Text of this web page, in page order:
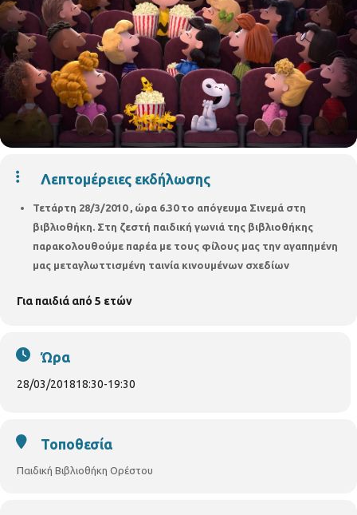
Λεπτομέρειες εκδήλωσης
Τετάρτη 28/3/2010 , ώρα 6.30 το απόγευμα Σινεμά στη
βιβλιοθήκη. Στη ζεστή παιδική γωνιά της βιβλιοθήκης
παρακολουθούμε παρέα με τους φίλους μας την αγαπημένη
μας μεταγλωττισμένη ταινία κινουμένων σχεδίων
Για παιδιά από 5 ετών
Ώρα
28/03/201818:30-19:30
Τοποθεσία
Παιδική Βιβλιοθήκη Ορέστου